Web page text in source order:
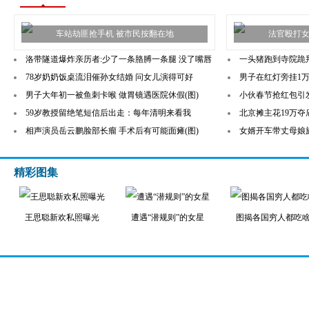
车站劫匪抢手机 被市民按翻在地 法官殴打
洛带隧道爆炸亲历者:少了一条胳膊一条腿 没了嘴唇
78岁奶奶饭桌流泪催孙女结婚 问女儿演得可好
男子大年初一被鱼刺卡喉 做胃镜遇医院休假(图)
59岁教授留绝笔短信后出走：每年清明来看我
相声演员岳云鹏脸部长瘤 手术后有可能面瘫(图)
一头猪跑到寺院跪
男子在红灯旁挂1
小伙春节抢红包引
北京摊主花19万夺
女婿开车带丈母娘
精彩图集
王思聪新欢私照曝光 遭遇“潜规则”的女星 图揭各国穷人都吃